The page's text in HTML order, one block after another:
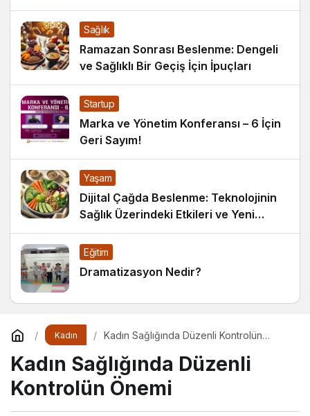
Sağlık
Ramazan Sonrası Beslenme: Dengeli
ve Sağlıklı Bir Geçiş İçin İpuçları
Startup
Marka ve Yönetim Konferansı – 6 İçin
Geri Sayım!
Yaşam
Dijital Çağda Beslenme: Teknolojinin
Sağlık Üzerindeki Etkileri ve Yeni
Alışkanlıklar
Eğitim
Dramatizasyon Nedir?
Kadın
Kadın Sağlığında Düzenli Kontrolün
Kadın Sağlığında Düzenli
Kontrolün Önemi